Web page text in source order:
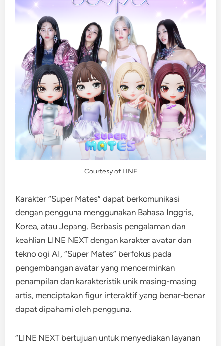
Courtesy of LINE
Karakter “Super Mates” dapat berkomunikasi
dengan pengguna menggunakan Bahasa Inggris,
Korea, atau Jepang. Berbasis pengalaman dan
keahlian LINE NEXT dengan karakter avatar dan
teknologi AI, “Super Mates” berfokus pada
pengembangan avatar yang mencerminkan
penampilan dan karakteristik unik masing-masing
artis, menciptakan figur interaktif yang benar-benar
dapat dipahami oleh pengguna.
“LINE NEXT bertujuan untuk menyediakan layanan